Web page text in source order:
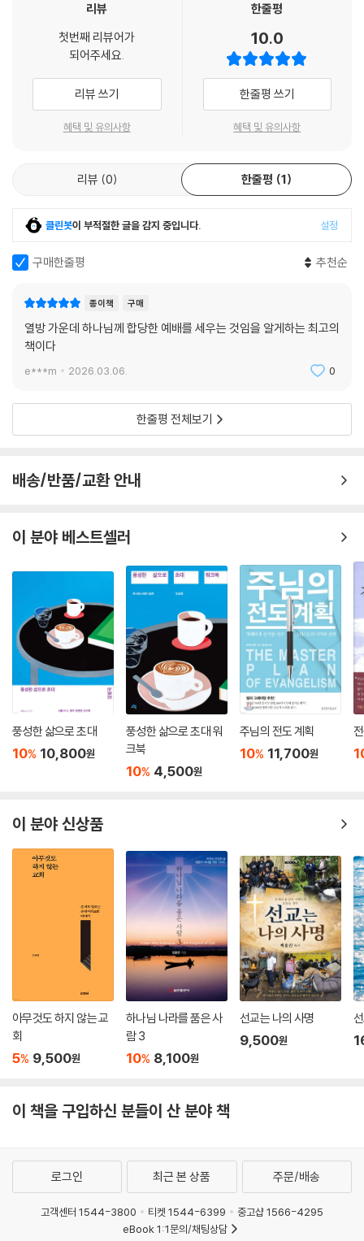
--- 「4장 그리스도는 구원의 필수 요건인가」 중에서
전 역사를 통틀어 하나님의 위대한 목표는 자기 이름의 영광을 높이고 나
타내셔서 모든 민족들로부터 나온 자기 종족이 이를 즐거워하게 하시는 것
--- 「5장 열방 가운데 하나님의 하나님 되심」 중에서
하나님을 즐거이 예배할 사람들을 불러모으는 전 지구적 목적을 추구하고
계신다. 하나님은 열방 가운데서 자기 이름이 지극히 높임 받기를 한없이
--- 「6장 하나님의 하나님 되심에 대한 열정과 영혼을 향한 긍휼」 중에서
하나님은 가공할 만한 열정으로 모든 나라와 족속과 백성과 방언으로부터
계신다. 하나님은 열방 가운데서 자기 이름이 지극히 높임 받기를 한없이
원하신다.
--- 「7장 예배의 내적 단순성과 외적 자유」 중에서
달려 있다. 그리고 그 모든 상황은 다음과 같은 확고부동한 약속 아래 있다.
“이 천국 복음이 모든 민족에게 증언되기 위하여 온 세상에 전파되리니 그
--- 「8장 복음의 변동이 아닌 복음의 이동」 중에서
이 이 책 면면에 스며들어 있다. 하나님은 독생자를 통해 열방에 기쁨과 소
망을 주는 분으로 계시되셨다. 누군가 주님이 어떤 분인지 깨닫는다면, 구
속주의 장엄하심에 사로잡혀 그리스도를 외치지 않을 수 없을 것이다. 나
실용적이고도 신학적인 입문서로 이 책을 추천한다.
과연 『열방을 향해 가라』만큼 현대 선교에 광범위한 영향을 준 책이 있을
까? 선교에 관한 이야기를 이보다 잘 풀어간 책이 있을까? 존 파이퍼만큼
현대 선교에 영향을 미친 사람이 있을까? 하지만 그저 선교 교과서의 고전
이기 때문에, 혹은 저자의 영향력 때문에 이 책을 읽으라는 것이 아니다. 이
책을 읽으면 누구든 하나님을 귀히 여기고 그분만을 예배하고픈 열망에 사
로잡히게 될 것이기 때문이다. 모든 그리스도인은 이 책을 꼭 읽어야 한다.
박사 과정 시절 선배들에게 선교에 대한 추천 도서 목록을 요청한 적이 있
다. 『열방을 향해 가라』는 선배들이 보내 준 목록에 빠짐없이 들어 있었다.
이 책은 그야말로 고전이 되었다. 이 책을 통해 존 파이퍼는 다음과 같은 말
이다. 예배는 선교의 연료요 목표다.” 이 책이 처음 출간된 후로 30년이 흘
렀다. 부디 이 30주년 기념판을 통해 새로운 세대의 자녀들이 선교에 대한
되고 시간이 어느 정도 흐른 뒤였다. 지난 30년 동안 여러 교회, 세미나, 선
교사들은 이 책에 의지해 대위임령에 대한 신학적 기초를 확인했다. 예배
를 선교의 중심에 둘 때 선교의 동기와 목표는 제자리를 찾으며 성경의 하
나님이 비로소 존귀히 여김을 받으신다. 존 파이퍼가 이 책을 통해 각 교회
에 나눈 축복은 이제 곧 땅끝까지 다다를 것이다. 만왕의 왕께서 앞으로의
30년도 이 책을 사용하셔서 놀라운 일을 행하실 것이다.
- 브룩스 부저 (라디우스 국제훈련원 원장)
이 책은 하나님을 영화롭게 하고, 많은 그리스도인들의 세계관 주변부에
자리한 선교를 중심부로 옮겨 가도록 돕는데, 이는 아주 성경적이다. 하나
님의 나라가 확장되도록 독려하고 참된 예배자들이 늘어나게 하는 책이다.
- 패트릭 존스톤 (『세계기도정보』 저자)
을 받으신다는 것을 우리에게 다시 한 번 일깨운다.
이 세대를 위한 선교에 있어 가장 중요한 책이다. 존 파이퍼는 열방 가운데
영광 받으시려는 하나님의 갈망에 선교의 가치를 둔다.
- 알버트 몰러 (남침례신학교 총장)
참되고 살아 계신 하나님을 향해 우리의 얼굴과 마음을 돌이키는 일을 존
파이퍼보다 탁월하게 해낸 사람은 없다. 그는 전 세계에 흩어져 있는 잃어
버린 자들을 향한 하나님의 열정을 직시하라고 도전한다.
- 조셉 스토웰 (무디신학교 학장)
스도를 위해 땅끝까지 나아가는 사명에 대한 고귀한 동기를 회복하고픈 마
음이 있다면 바로 이 책을 읽으라.
리뷰
첫번째 리뷰어가
되어주세요.
리뷰 쓰기
혜택 및 유의사항
한줄평
10.0
한줄평 쓰기
혜택 및 유의사항
리뷰 0 한줄평 1
클린봇이 부적절한 글을 감지 중입니다. 설정
구매한줄평 추천순
종이책 구매
열방 가운데 하나님께 합당한 예배를 세우는 것임을 알게하는 최고의
책이다
e***m 2026.03.06. 0
한줄평 전체보기
배송/반품/교환 안내
이 분야 베스트셀러
풍성한 삶으로 초대
10% 10,800원
풍성한 삶으로 초대 워
크북
10% 4,500원
주님의 전도 계획
10% 11,700원
이 분야 신상품
아무것도 하지 않는 교
회
5% 9,500원
하나님 나라를 품은 사
람 3
10% 8,100원
선교는 나의 사명
9,500원
이 책을 구입하신 분들이 산 분야 책
로그인 최근 본 상품 주문/배송
고객센터 1544-3800 티켓 1544-6399
중고샵 1566-4295
eBook 1:1문의/채팅상담